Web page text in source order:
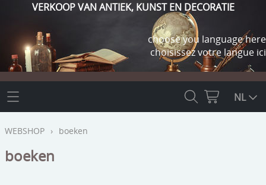
VERKOOP VAN ANTIEK, KUNST EN DECORATIE
choose you language here
choisissez votre langue ici
THE RETROHOUSE
WEBSHOP
OUTLET
INFO
NL
WEBSHOP › boeken
boeken